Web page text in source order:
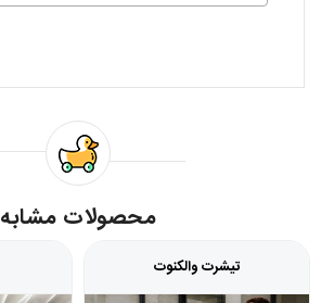
محصولات مشابه
تیشرت والکنوت